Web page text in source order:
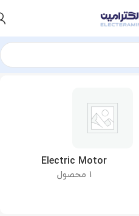
Electric Motor
1 محصول